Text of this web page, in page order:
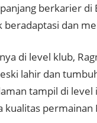
berkarier
beradaptasi dan
di level klub,
lahir dan
tampil di
kualitas permainan